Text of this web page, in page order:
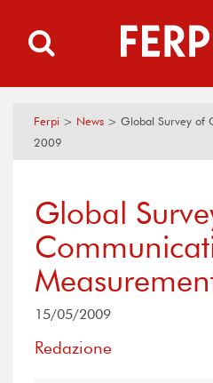
Ferpi > News > Global Survey of
2009
Global
15/05/2009
Redazione